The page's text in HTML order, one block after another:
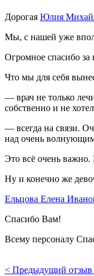
Дорогая Юлия
Мы, с нашей уже
Огромное спасибо
Что мы для себя
— врач не только
собственно и не
— всегда на связи.
над очень
Это всё очень
Ну и конечно же
Ельцова Елена
Спасибо Вам!
Всему персоналу
< Предыдущий отзыв